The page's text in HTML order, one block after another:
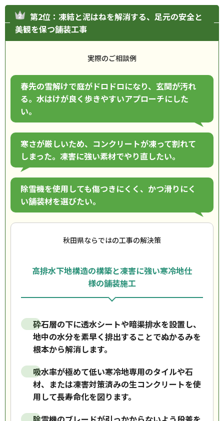
第2位：凍結と泥はねを解消する、足元の安全と
美観を保つ舗装工事
実際のご相談例
春先の雪解けで庭がドロドロになり、玄関が汚れ
る。水はけが良く歩きやすいアプローチにした
い。
寒さが厳しいため、コンクリートが凍って割れて
しまった。凍害に強い素材でやり直したい。
除雪機を使用しても傷つきにくく、かつ滑りにく
い舗装材を選びたい。
秋田県ならではの工事の解決策
高排水下地構造の構築と凍害に強い寒冷地仕
様の舗装施工
砕石層の下に透水シートや暗渠排水を設置し、
地中の水分を素早く排出することでぬかるみを
根本から解消します。
吸水率が極めて低い寒冷地専用のタイルや石
材、または凍害対策済みの生コンクリートを使
用して長寿命化を図ります。